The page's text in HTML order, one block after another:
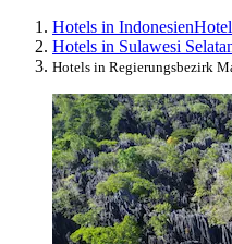
Hotels in Indonesien
Hotels in Sulawesi
Hotels in Regierungsbezirk